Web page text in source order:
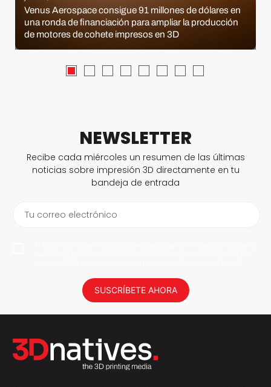
Venus Aerospace consigue 91 millones de dólares en
una ronda de financiación para ampliar la producción
de motores de cohete impresos en 3D
NEWSLETTER
Recibe cada miércoles un resumen de las últimas
noticias sobre impresión 3D directamente en tu
bandeja de entrada
Tu correo electrónico
SUSCRÍBETE AHORA